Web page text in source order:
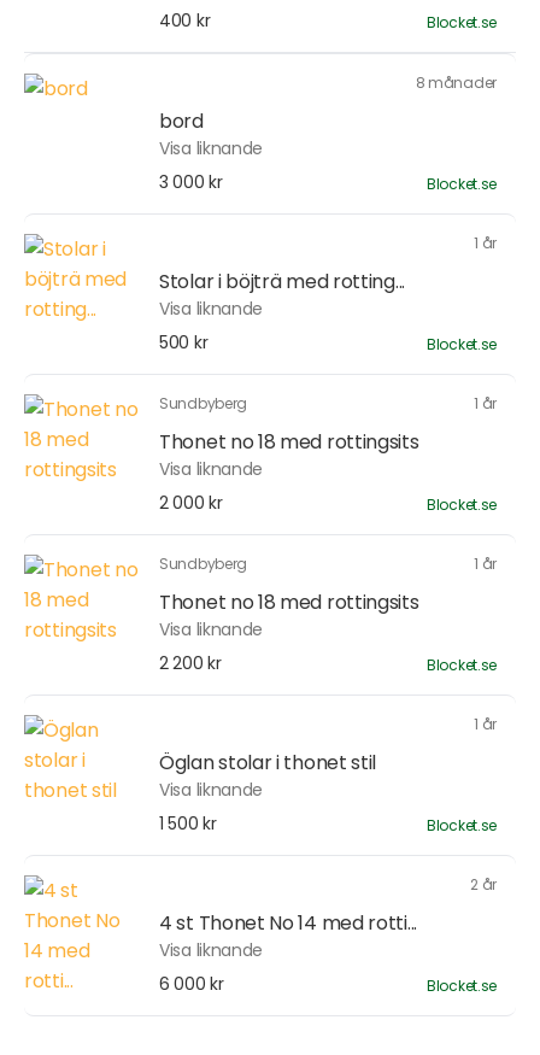
400 kr
Blocket.se
8 månader
bord
Visa liknande
3 000 kr
Blocket.se
1 år
Stolar i böjträ med rotting...
Visa liknande
500 kr
Blocket.se
Sundbyberg 1 år
Thonet no 18 med rottingsits
Visa liknande
2 000 kr
Blocket.se
Sundbyberg 1 år
Thonet no 18 med rottingsits
Visa liknande
2 200 kr
Blocket.se
1 år
Öglan stolar i thonet stil
Visa liknande
1 500 kr
Blocket.se
2 år
4 st Thonet No 14 med rotti...
Visa liknande
6 000 kr
Blocket.se